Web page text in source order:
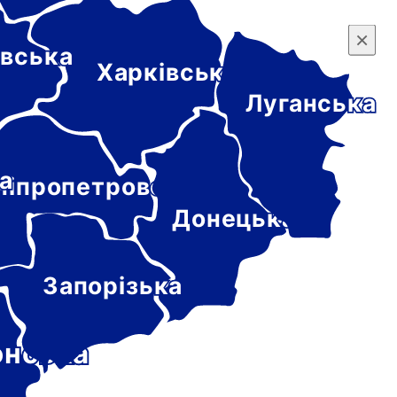
×
Донецька
Харківська
Луганська
Запорізька
×